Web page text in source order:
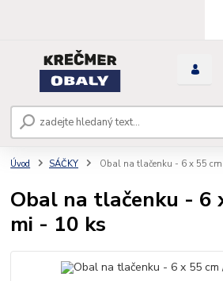
Úvod SÁČKY Obal na tlačenku - 6 x 55
Obal na tlačenku - 6
mi - 10 ks